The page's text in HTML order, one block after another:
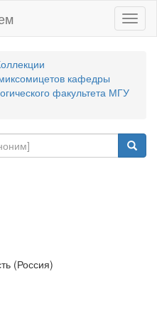
кафедры
факультета МГУ
(Россия)